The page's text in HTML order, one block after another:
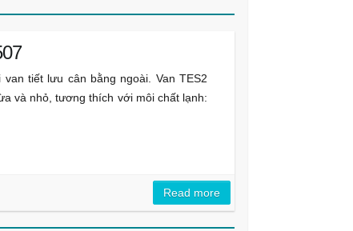
tiết lưu cân bằng ngoài. Van TES2
và nhỏ, tương thích với môi chất lạnh:
Read more